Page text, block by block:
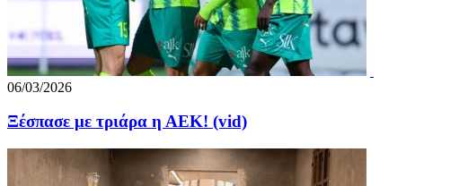
06/03/2026
Ξέσπασε με τριάρα η ΑΕΚ! (vid)